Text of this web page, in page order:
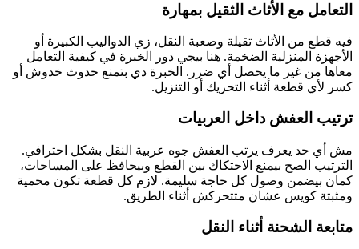
التعامل مع الأثاث الثقيل بمهارة
فيه قطع من الأثاث تقيلة وصعبة النقل، زي الدواليب الكبيرة أو
الأجهزة المنزلية الضخمة. هنا بيجي دور الخبرة في كيفية التعامل
معاها من غير ما يحصل أي ضرر. الخبرة دي بتمنع حدوث خدوش أو
كسر لأي قطعة أثناء التحريك أو التنزيل.
ترتيب العفش داخل العربيات
مش أي حد يعرف يرتب العفش جوه عربية النقل بشكل احترافي.
الترتيب الصح بيمنع الاحتكاك بين القطع وبيحافظ على المساحات،
كمان بيضمن وصول كل حاجة سليمة. لازم كل قطعة تكون محمية
ومثبتة كويس عشان متتحركش أثناء الطريق.
متابعة الشحنة أثناء النقل